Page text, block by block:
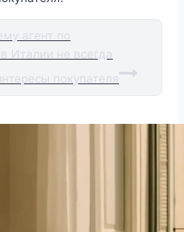
агент по
Италии не всегда
покупателя